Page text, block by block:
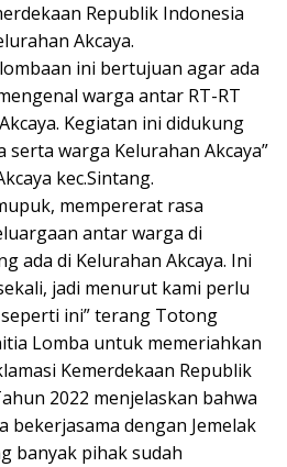
Republik Indonesia
Akcaya.
ini bertujuan agar ada
warga antar RT-RT
Kegiatan ini didukung
serta warga Kelurahan Akcaya”
kec.Sintang.
mempererat rasa
antar warga di
ada di Kelurahan Akcaya. Ini
jadi menurut kami perlu
ini” terang Totong
Lomba untuk memeriahkan
Kemerdekaan Republik
2022 menjelaskan bahwa
bekerjasama dengan Jemelak
banyak pihak sudah